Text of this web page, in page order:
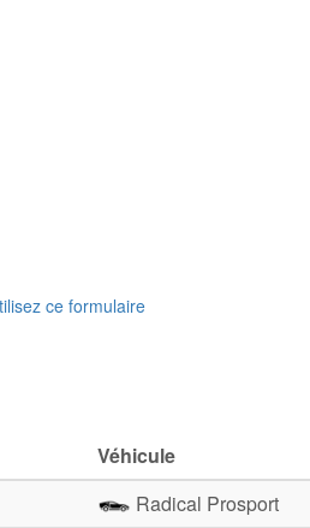
ce formulaire
Véhicule
Radical Prosport